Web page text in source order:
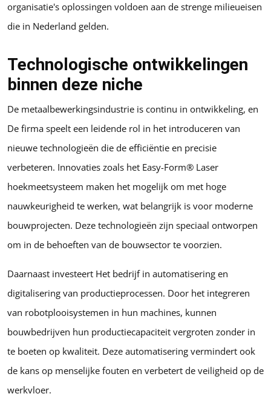
organisatie's oplossingen voldoen aan de strenge milieueisen
die in Nederland gelden.
Technologische ontwikkelingen
binnen deze niche
De metaalbewerkingsindustrie is continu in ontwikkeling, en
De firma speelt een leidende rol in het introduceren van
nieuwe technologieën die de efficiëntie en precisie
verbeteren. Innovaties zoals het Easy-Form® Laser
hoekmeetsysteem maken het mogelijk om met hoge
nauwkeurigheid te werken, wat belangrijk is voor moderne
bouwprojecten. Deze technologieën zijn speciaal ontworpen
om in de behoeften van de bouwsector te voorzien.
Daarnaast investeert Het bedrijf in automatisering en
digitalisering van productieprocessen. Door het integreren
van robotplooisystemen in hun machines, kunnen
bouwbedrijven hun productiecapaciteit vergroten zonder in
te boeten op kwaliteit. Deze automatisering vermindert ook
de kans op menselijke fouten en verbetert de veiligheid op de
werkvloer.